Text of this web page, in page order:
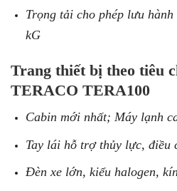
Trọng tải cho phép lưu
kG
Trang thiết bị theo tiêu
TERACO TERA100
Cabin mới nhất; Máy lạnh
Tay lái hỗ trợ thủy lực, điều
Đèn xe lớn, kiểu halogen,